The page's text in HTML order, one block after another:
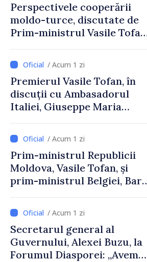
Perspectivele cooperării
moldo-turce, discutate de
Prim-ministrul Vasile Tofan
Uygar Mustafa Sertel
/ Acum 1 zi
Premierul Vasile Tofan, în
discuții cu Ambasadorul
Italiei, Giuseppe Maria
/ Acum 1 zi
Prim-ministrul Republicii
Moldova, Vasile Tofan, și
prim-ministrul Belgiei, Bart
despre parcursul european
al Republicii Moldova.
/ Acum 1 zi
Secretarul general al
Guvernului, Alexei Buzu, la
Forumul Diasporei: „Avem